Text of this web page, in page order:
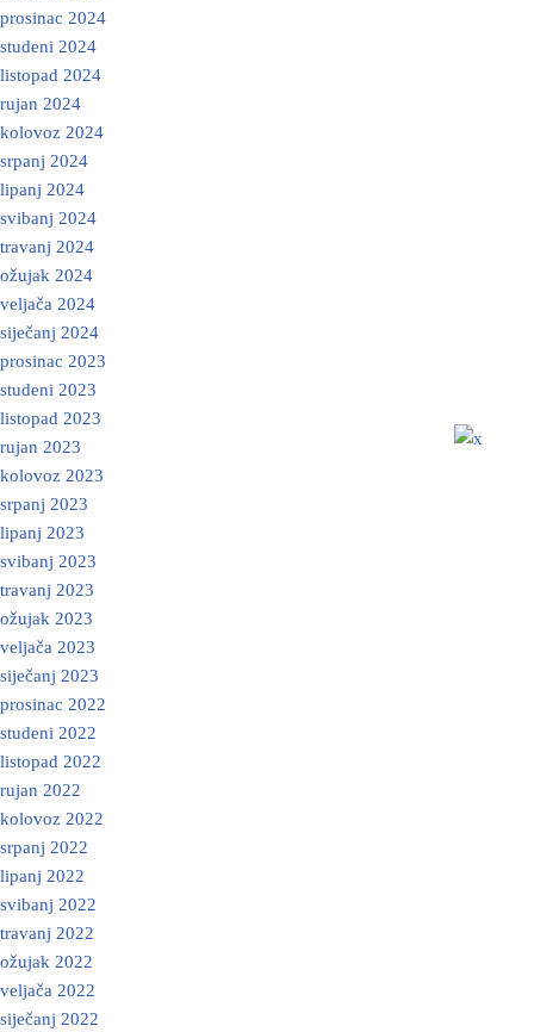
prosinac 2024
studeni 2024
listopad 2024
rujan 2024
kolovoz 2024
srpanj 2024
lipanj 2024
svibanj 2024
travanj 2024
ožujak 2024
veljača 2024
siječanj 2024
prosinac 2023
studeni 2023
listopad 2023
rujan 2023
kolovoz 2023
srpanj 2023
lipanj 2023
svibanj 2023
travanj 2023
ožujak 2023
veljača 2023
siječanj 2023
prosinac 2022
studeni 2022
listopad 2022
rujan 2022
kolovoz 2022
srpanj 2022
lipanj 2022
svibanj 2022
travanj 2022
ožujak 2022
veljača 2022
siječanj 2022